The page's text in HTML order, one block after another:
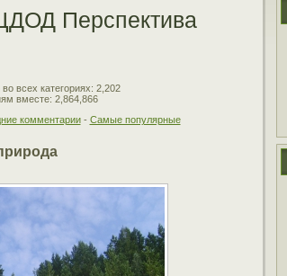
Перспектива
всех категориях: 2,202
вместе: 2,864,866
комментарии- Самые популярные